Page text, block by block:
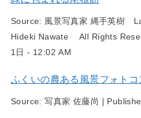
Source: 風景写真家 縄手英樹
Hideki Nawate All Rights
1日 - 12:02 AM
ふくいの農ある風景フォト
Source:写真家 佐藤尚 |